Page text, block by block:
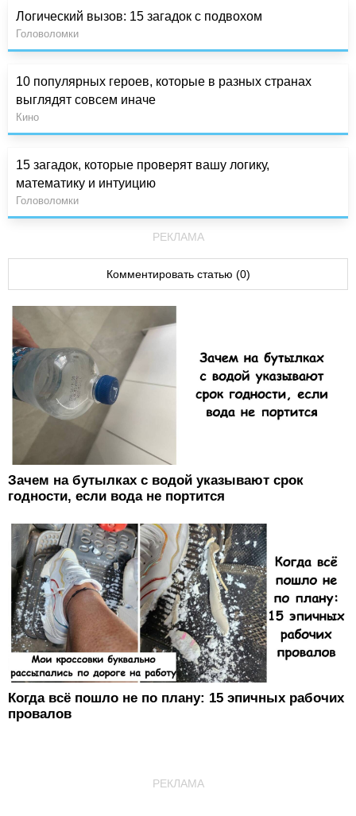
Логический вызов: 15 загадок с подвохом
Головоломки
10 популярных героев, которые в разных странах
выглядят совсем иначе
Кино
15 загадок, которые проверят вашу логику,
математику и интуицию
Головоломки
РЕКЛАМА
Комментировать статью (0)
Зачем на бутылках с водой указывают срок
годности, если вода не портится
Когда всё пошло не по плану: 15 эпичных рабочих
провалов
РЕКЛАМА